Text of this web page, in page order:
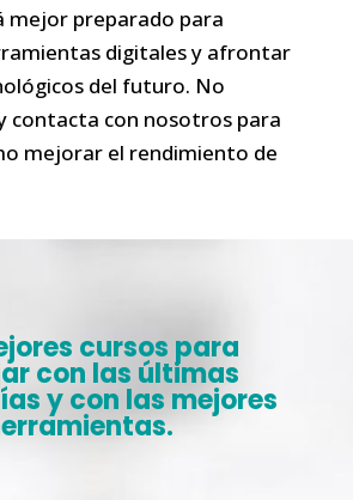
mejor preparado para
digitales y afrontar
del futuro. No
contacta con nosotros para
mejorar el rendimiento de
cursos para
con las últimas
y con las mejores